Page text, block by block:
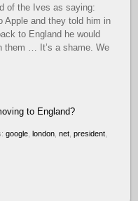
of the Ives as saying:
Apple and they told him in
to England he would
them … It’s a shame. We
to England?
google ,london ,net ,president